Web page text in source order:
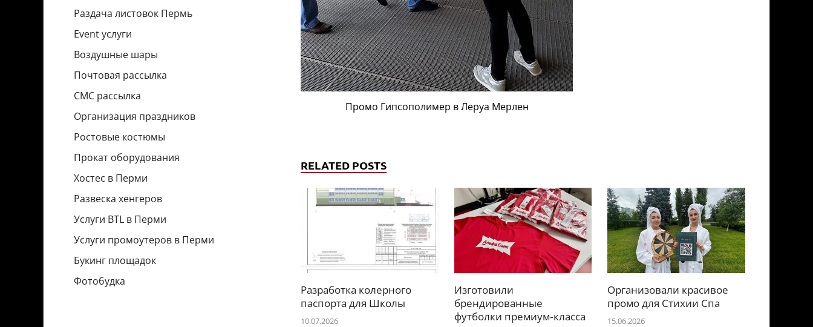
Промо Гипсополимер в Леруа Мерлен
RELATED POSTS
Разработка колерного
паспорта для Школы
10.07.2026
Изготовили
брендированные
футболки премиум‑класса
Организовали красивое
промо для Стихии Спа
15.06.2026
Раздача листовок Пермь
Event услуги
Воздушные шары
Почтовая рассылка
СМС рассылка
Организация праздников
Ростовые костюмы
Прокат оборудования
Хостес в Перми
Развеска хенгеров
Услуги BTL в Перми
Услуги промоутеров в Перми
Букинг площадок
Фотобудка